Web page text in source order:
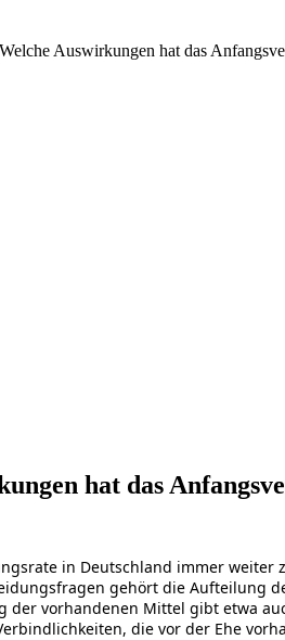
Auswirkungen hat das
hat das
in Deutschland immer
gehört die Aufteilung
vorhandenen Mittel gibt etwa
die vor der Ehe